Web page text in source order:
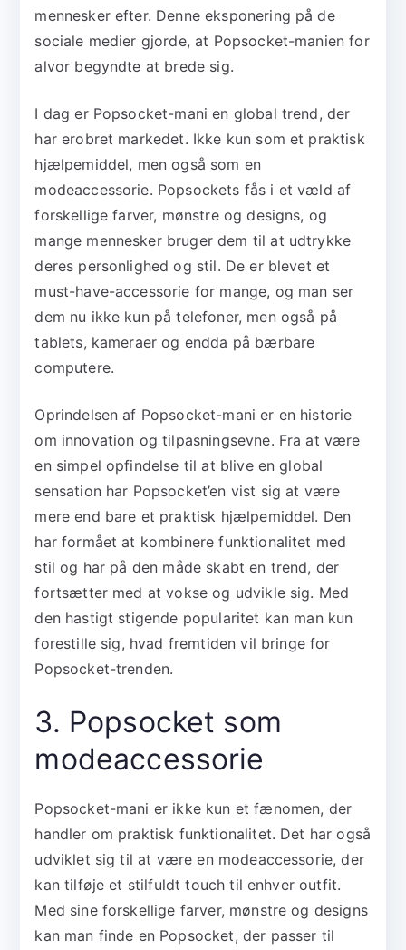
mennesker efter. Denne eksponering på de
sociale medier gjorde, at Popsocket-manien for
alvor begyndte at brede sig.
I dag er Popsocket-mani en global trend, der
har erobret markedet. Ikke kun som et praktisk
hjælpemiddel, men også som en
modeaccessorie. Popsockets fås i et væld af
forskellige farver, mønstre og designs, og
mange mennesker bruger dem til at udtrykke
deres personlighed og stil. De er blevet et
must-have-accessorie for mange, og man ser
dem nu ikke kun på telefoner, men også på
tablets, kameraer og endda på bærbare
computere.
Oprindelsen af Popsocket-mani er en historie
om innovation og tilpasningsevne. Fra at være
en simpel opfindelse til at blive en global
sensation har Popsocket’en vist sig at være
mere end bare et praktisk hjælpemiddel. Den
har formået at kombinere funktionalitet med
stil og har på den måde skabt en trend, der
fortsætter med at vokse og udvikle sig. Med
den hastigt stigende popularitet kan man kun
forestille sig, hvad fremtiden vil bringe for
Popsocket-trenden.
3. Popsocket som
modeaccessorie
Popsocket-mani er ikke kun et fænomen, der
handler om praktisk funktionalitet. Det har også
udviklet sig til at være en modeaccessorie, der
kan tilføje et stilfuldt touch til enhver outfit.
Med sine forskellige farver, mønstre og designs
kan man finde en Popsocket, der passer til